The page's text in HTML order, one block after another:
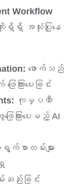
Workflow
ရှိရှိ အသုံးပြုနေ
ဖောက်သည်
ြားပေးခြင်း
ကုမ္ပဏီ
ြားပေးမည့် AI
ရွက်စာတမ်းများ
ည်းခြင်း